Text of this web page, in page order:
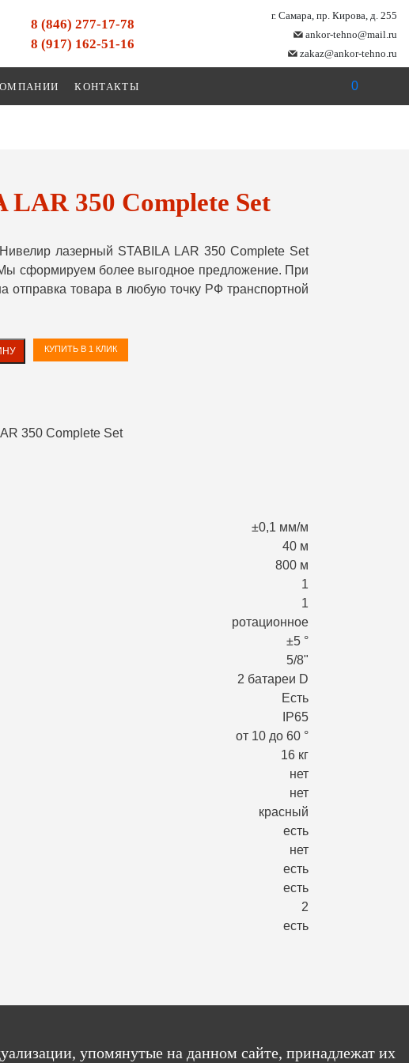
8 (846) 277-17-78
8 (917) 162-51-16
г. Самара, пр. Кирова, д. 255
ankor-tehno@mail.ru
zakaz@ankor-tehno.ru
КОНТАКТЫ 0
350 Complete Set
лазерный STABILA LAR 350 Complete Set
сформируем более выгодное предложение. При
товара в любую точку РФ транспортной
КУПИТЬ В 1 КЛИК
±0,1 мм/м
40 м
800 м
1
1
ротационное
±5 °
5/8"
2 батареи D
Есть
IP65
от 10 до 60 °
16 кг
нет
нет
красный
есть
нет
есть
есть
2
есть
упомянутые на данном сайте, принадлежат их